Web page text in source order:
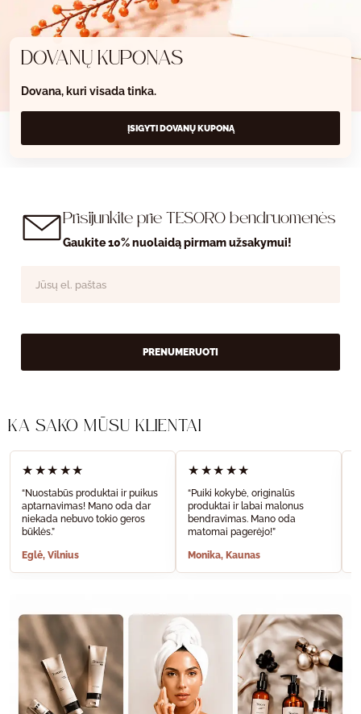
DOVANŲ KUPONAS
Dovana, kuri visada tinka.
ĮSIGYTI DOVANŲ KUPONĄ
Prisijunkite prie TESORO bendruomenės
Gaukite 10% nuolaidą pirmam užsakymui!
PRENUMERUOTI
KĄ SAKO MŪSŲ KLIENTAI
★★★★★
“Nuostabūs produktai ir puikus
aptarnavimas! Mano oda dar
niekada nebuvo tokio geros
būklės.”
Eglė, Vilnius
★★★★★
“Puiki kokybė, originalūs
produktai ir labai malonus
bendravimas. Mano oda
matomai pagerėjo!”
Monika, Kaunas